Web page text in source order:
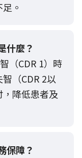
。
什麼？
（CDR 1）時
（CDR 2以
，降低患者及
保障？